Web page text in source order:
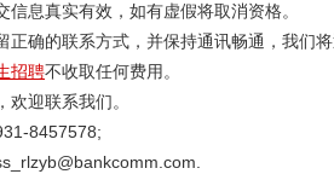
息真实有效，如有虚假将取消资格。
确的联系方式，并保持通讯畅通，我们将
招聘不收取任何费用。
迎联系我们。
8457578;